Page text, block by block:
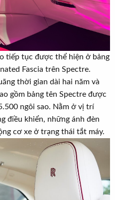
tiếp tục được thể hiện ở bảng
Fascia trên Spectre.
thời gian dài hai năm và
gồm bảng tên Spectre được
ngôi sao. Nằm ở vị trí
điều khiển, những ánh đèn
cơ xe ở trạng thái tắt máy.